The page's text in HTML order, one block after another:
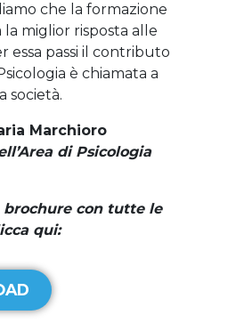
che la formazione
la miglior risposta alle
essa passi il contributo
è chiamata a
società.
Marchioro
di Psicologia
brochure con tutte le
qui: